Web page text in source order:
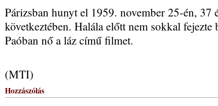
Párizsban hunyt el 1959. november 25-én, 37
következtében. Halála előtt nem sokkal
Paóban nő a láz című filmet.
(MTI)
Hozzászólás